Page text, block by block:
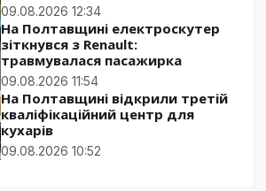
09.08.2026 12:34
На Полтавщині електроскутер
зіткнувся з Renault:
травмувалася пасажирка
09.08.2026 11:54
На Полтавщині відкрили третій
кваліфікаційний центр для
кухарів
09.08.2026 10:52